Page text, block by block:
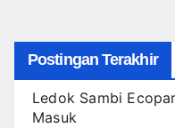
Postingan Terakhir
Ledok Sambi
Masuk